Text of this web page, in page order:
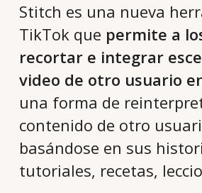
Stitch es una nueva
TikTok que permite a
recortar e integrar
video de otro usuario
una forma de
contenido de otro
basándose en sus
tutoriales, recetas,